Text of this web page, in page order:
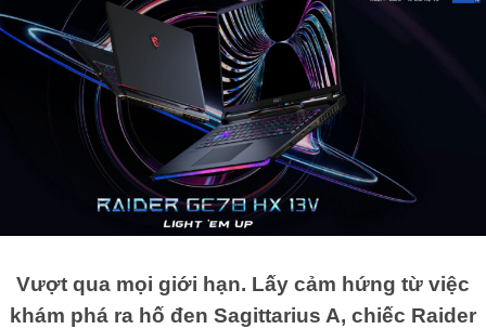
Vượt qua mọi giới hạn. Lấy cảm hứng từ việc
khám phá ra hố đen Sagittarius A, chiếc Raider